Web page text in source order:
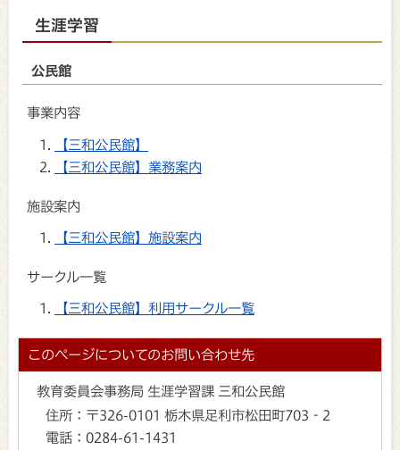
生涯学習
公民館
事業内容
【三和公民館】
【三和公民館】業務案内
施設案内
【三和公民館】施設案内
サークル一覧
【三和公民館】利用サークル一覧
このページについてのお問い合わせ先
教育委員会事務局 生涯学習課 三和公民館
住所： 〒326-0101 栃木県足利市松田町703‐2
電話： 0284-61-1431